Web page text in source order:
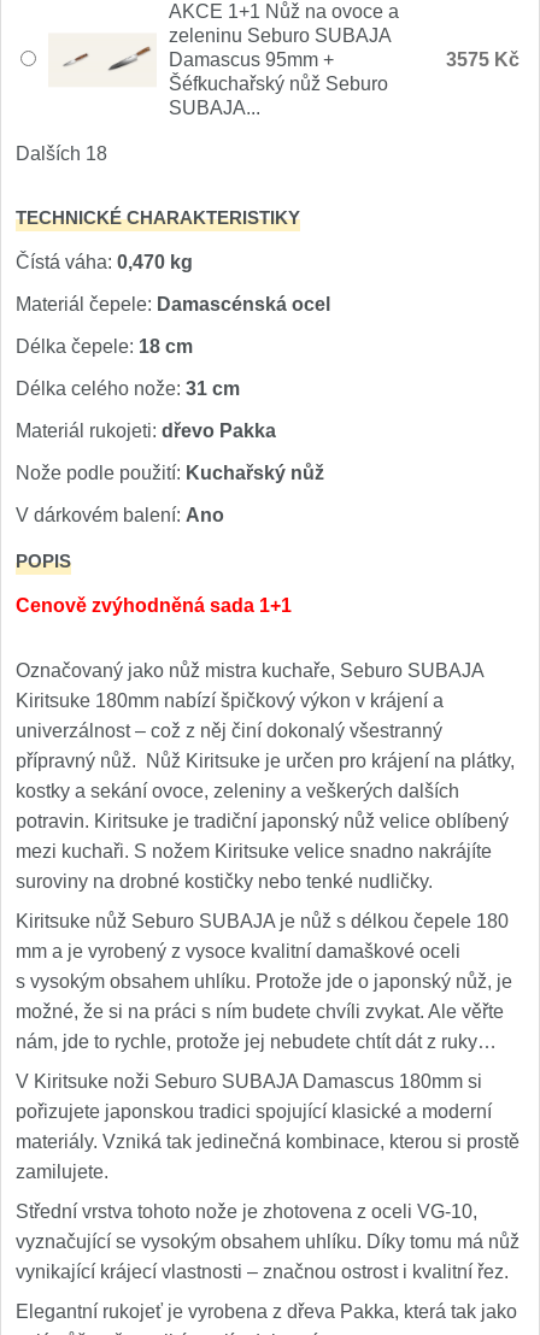
AKCE 1+1 Nůž na ovoce a
zeleninu Seburo SUBAJA
Damascus 95mm +
Šéfkuchařský nůž Seburo
SUBAJA...
3575 Kč
Dalších 18
TECHNICKÉ CHARAKTERISTIKY
Čístá váha: 0,470 kg
Materiál čepele: Damascénská ocel
Délka čepele: 18 cm
Délka celého nože: 31 cm
Materiál rukojeti: dřevo Pakka
Nože podle použití: Kuchařský nůž
V dárkovém balení: Ano
POPIS
Cenově zvýhodněná sada 1+1
Označovaný jako nůž mistra kuchaře, Seburo SUBAJA
Kiritsuke 180mm nabízí špičkový výkon v krájení a
univerzálnost – což z něj činí dokonalý všestranný
přípravný nůž. Nůž Kiritsuke je určen pro krájení na plátky,
kostky a sekání ovoce, zeleniny a veškerých dalších
potravin. Kiritsuke je tradiční japonský nůž velice oblíbený
mezi kuchaři. S nožem Kiritsuke velice snadno nakrájíte
suroviny na drobné kostičky nebo tenké nudličky.
Kiritsuke nůž Seburo SUBAJA je nůž s délkou čepele 180
mm a je vyrobený z vysoce kvalitní damaškové oceli
s vysokým obsahem uhlíku. Protože jde o japonský nůž, je
možné, že si na práci s ním budete chvíli zvykat. Ale věřte
nám, jde to rychle, protože jej nebudete chtít dát z ruky…
V Kiritsuke noži Seburo SUBAJA Damascus 180mm si
pořizujete japonskou tradici spojující klasické a moderní
materiály. Vzniká tak jedinečná kombinace, kterou si prostě
zamilujete.
Střední vrstva tohoto nože je zhotovena z oceli VG-10,
vyznačující se vysokým obsahem uhlíku. Díky tomu má nůž
vynikající krájecí vlastnosti – značnou ostrost i kvalitní řez.
Elegantní rukojeť je vyrobena z dřeva Pakka, která tak jako